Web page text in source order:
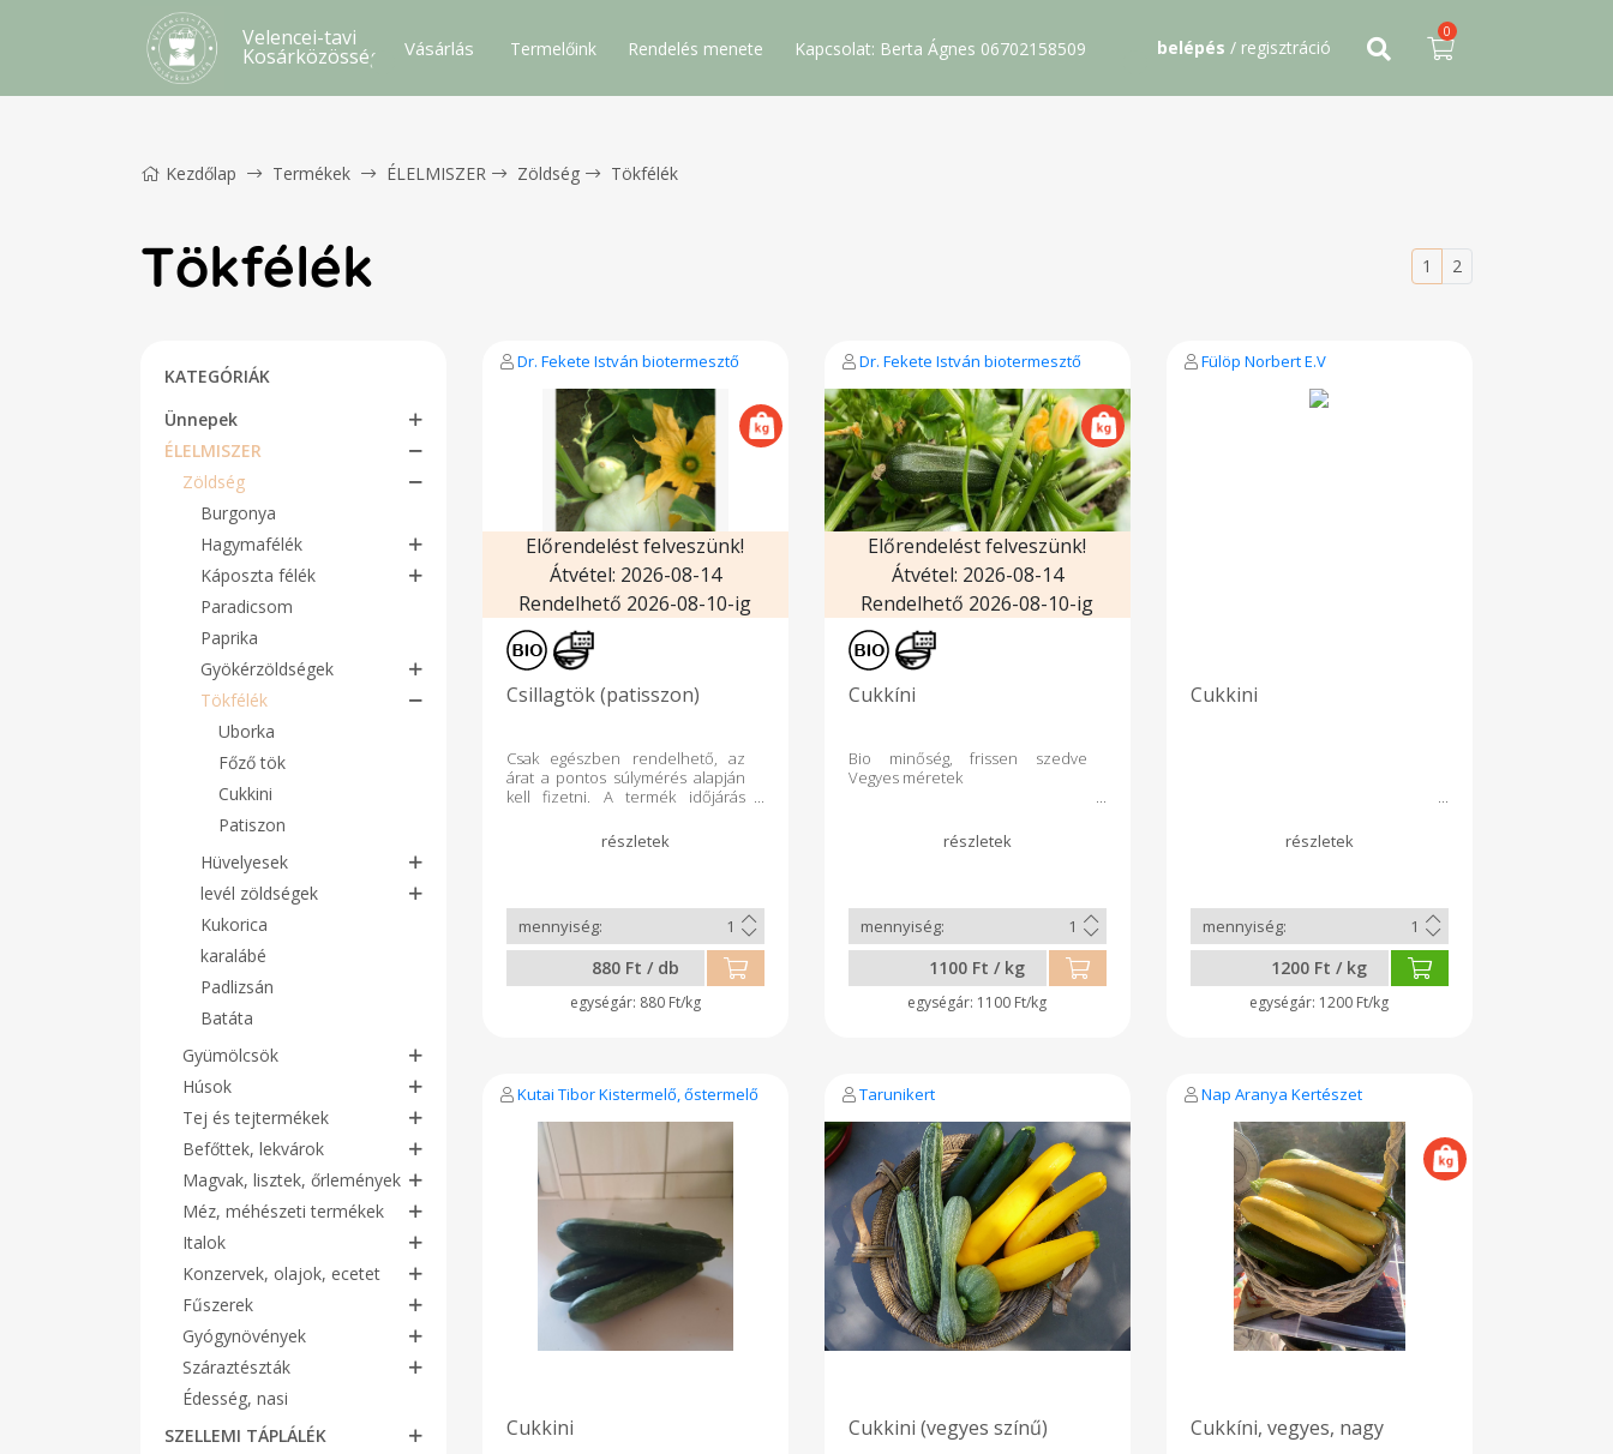
Velencei-tavi
Kosárközösség Vásárlás Termelőink Rendelés menete Kapcsolat: Berta Ágnes 06702158509 belépés / regisztráció
0
Kezdőlap Termékek ÉLELMISZER Zöldség Tökfélék
Tökfélék 1 2
KATEGÓRIÁK
Ünnepek
ÉLELMISZER
Zöldség
Burgonya
Hagymafélék
Káposzta félék
Paradicsom
Paprika
Gyökérzöldségek
Tökfélék
Uborka
Főző tök
Cukkini
Patiszon
Hüvelyesek
levél zöldségek
Kukorica
karalábé
Padlizsán
Batáta
Gyümölcsök
Húsok
Tej és tejtermékek
Befőttek, lekvárok
Magvak, lisztek, őrlemények
Méz, méhészeti termékek
Italok
Konzervek, olajok, ecetet
Fűszerek
Gyógynövények
Száraztészták
Édesség, nasi
SZELLEMI TÁPLÁLÉK
Dr. Fekete István biotermesztő
Előrendelést felveszünk!
Átvétel: 2026-08-14
Rendelhető 2026-08-10-ig
Csillagtök (patisszon)
Csak egészben rendelhető, az
árat a pontos súlymérés alapján
kell fizetni. A termék időjárás
880 Ft / db
880 Ft/kg
Dr. Fekete István biotermesztő
Előrendelést felveszünk!
Átvétel: 2026-08-14
Rendelhető 2026-08-10-ig
Cukkíni
Bio minőség, frissen szedve
Vegyes méretek
1100 Ft / kg
1100 Ft/kg
Fülöp Norbert E.V
Cukkini
1200 Ft / kg
1200 Ft/kg
Kutai Tibor Kistermelő, őstermelő
Cukkini
Tarunikert
Cukkini (vegyes színű)
Nap Aranya Kertészet
Cukkíni, vegyes, nagy